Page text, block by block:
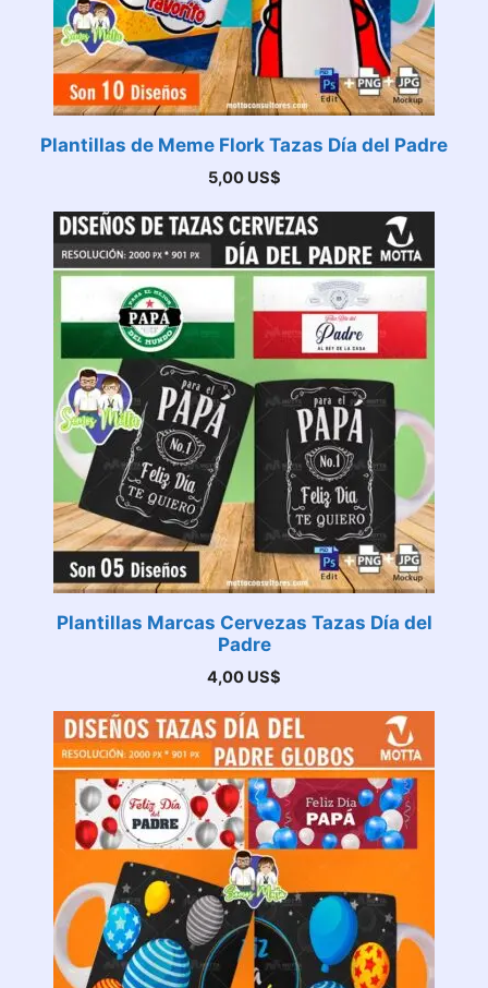
Plantillas de Meme Flork Tazas Día del Padre
5,00 US$
Plantillas Marcas Cervezas Tazas Día del
Padre
4,00 US$